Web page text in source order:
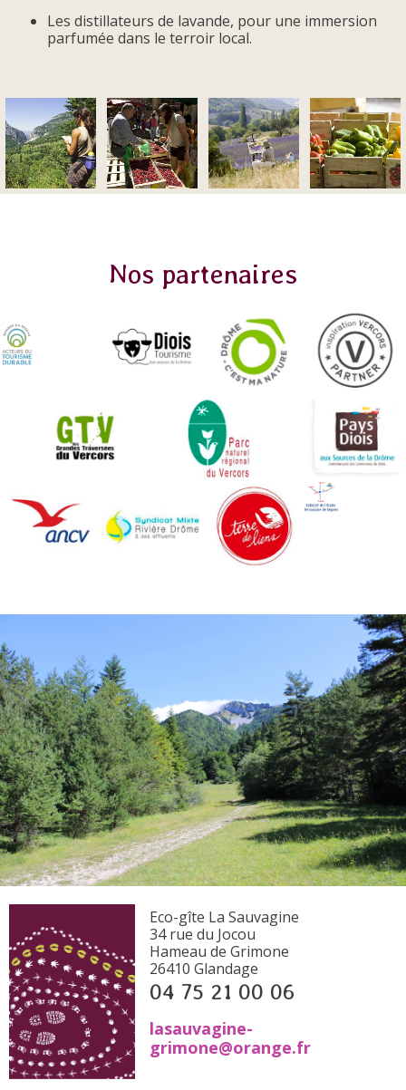
Les distillateurs de lavande, pour une immersion
parfumée dans le terroir local.
Nos partenaires
Eco-gîte La Sauvagine
34 rue du Jocou
Hameau de Grimone
26410 Glandage
04 75 21 00 06
lasauvagine-
grimone@orange.fr